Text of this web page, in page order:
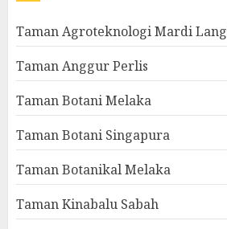
Taman Agroteknologi Mardi
Taman Anggur Perlis
Taman Botani Melaka
Taman Botani Singapura
Taman Botanikal Melaka
Taman Kinabalu Sabah